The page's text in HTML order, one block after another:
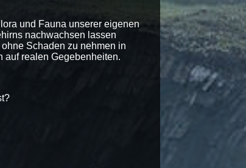
und Fauna unserer eigenen
nachwachsen lassen
Schaden zu nehmen in
auf realen Gegebenheiten.